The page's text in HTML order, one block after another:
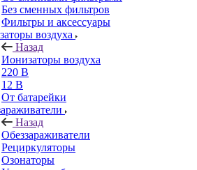
Без сменных фильтров
Фильтры и аксессуары
воздуха
Назад
Ионизаторы воздуха
220 В
12 В
От батарейки
Назад
Обеззараживатели
Рециркуляторы
Озонаторы